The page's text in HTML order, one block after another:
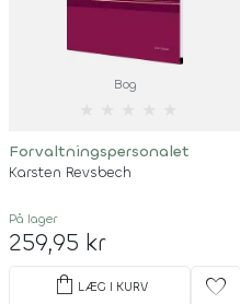
Bog
Forvaltningspersonalet
Karsten Revsbech
På lager
259,95 kr
shopping_bag LÆG I KURV favorite